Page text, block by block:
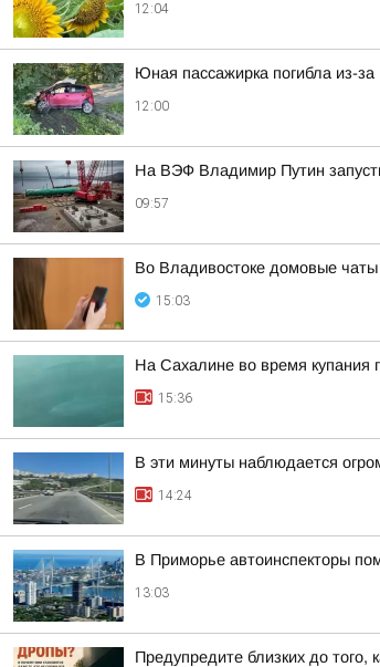
12:04
Юная пассажирка погибла из-
12:00
На ВЭФ Владимир Путин
09:57
Во Владивостоке домовые
15:03
На Сахалине во время купания
15:36
В эти минуты наблюдается
14:24
В Приморье автоинспекторы
13:03
Предупредите близких до того,